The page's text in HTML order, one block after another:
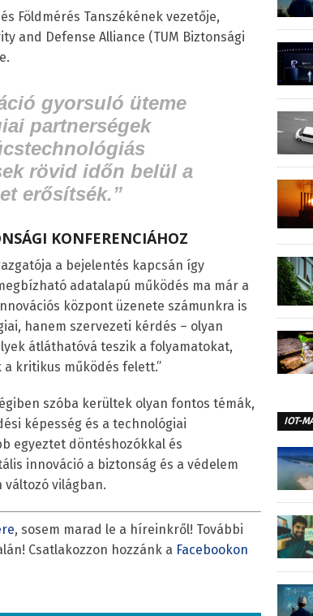
Földmérés Tanszékének vezetője,
and Defense Alliance (TUM Biztonsági
gyorsuló üteme
partnerségek
rövid időn belül a
erősítsék.”
KONFERENCIÁHOZ
a bejelentés kapcsán így
adatalapú működés ma már a
központ üzenete számunkra is
hanem szervezeti kérdés – olyan
átláthatóvá teszik a folyamatokat,
kritikus működés felett.”
szóba kerültek olyan fontos témák,
képesség és a technológiai
egyeztet döntéshozókkal és
innováció a biztonság és a védelem
világban.
, sosem marad le a híreinkről! További
Csatlakozzon hozzánk a Facebookon
IOT-